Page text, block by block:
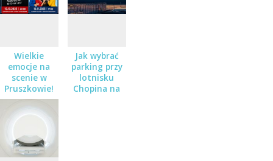
Wielkie
emocje na
scenie w
Pruszkowie!
Teatr,
kabaret i
stand-up – a
podwójne
zaproszenia!
Jak wybrać
parking przy
lotnisku
Chopina na